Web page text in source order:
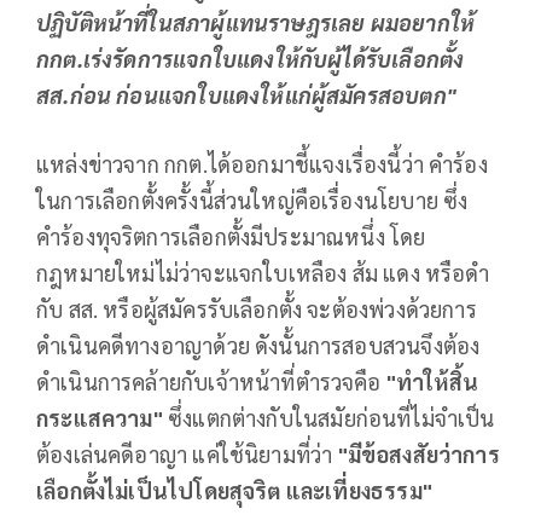
ปฏิบัติหน้าที่ในสภาผู้แทนราษฎรเลย ผมอยากให้
กกต.เร่งรัดการแจกใบแดงให้กับผู้ได้รับเลือกตั้ง
สส.ก่อน ก่อนแจกใบแดงให้แก่ผู้สมัครสอบตก"
แหล่งข่าวจาก กกต.ได้ออกมาชี้แจงเรื่องนี้ว่า คำร้อง
ในการเลือกตั้งครั้งนี้ส่วนใหญ่คือเรื่องนโยบาย ซึ่ง
คำร้องทุจริตการเลือกตั้งมีประมาณหนึ่ง โดย
กฎหมายใหม่ไม่ว่าจะแจกใบเหลือง ส้ม แดง หรือดำ
กับ สส. หรือผู้สมัครรับเลือกตั้ง จะต้องพ่วงด้วยการ
ดำเนินคดีทางอาญาด้วย ดังนั้นการสอบสวนจึงต้อง
ดำเนินการคล้ายกับเจ้าหน้าที่ตำรวจคือ "ทำให้สิ้น
กระแสความ" ซึ่งแตกต่างกับในสมัยก่อนที่ไม่จำเป็น
ต้องเล่นคดีอาญา แค่ใช้นิยามที่ว่า "มีข้อสงสัยว่าการ
เลือกตั้งไม่เป็นไปโดยสุจริต และเที่ยงธรรม"